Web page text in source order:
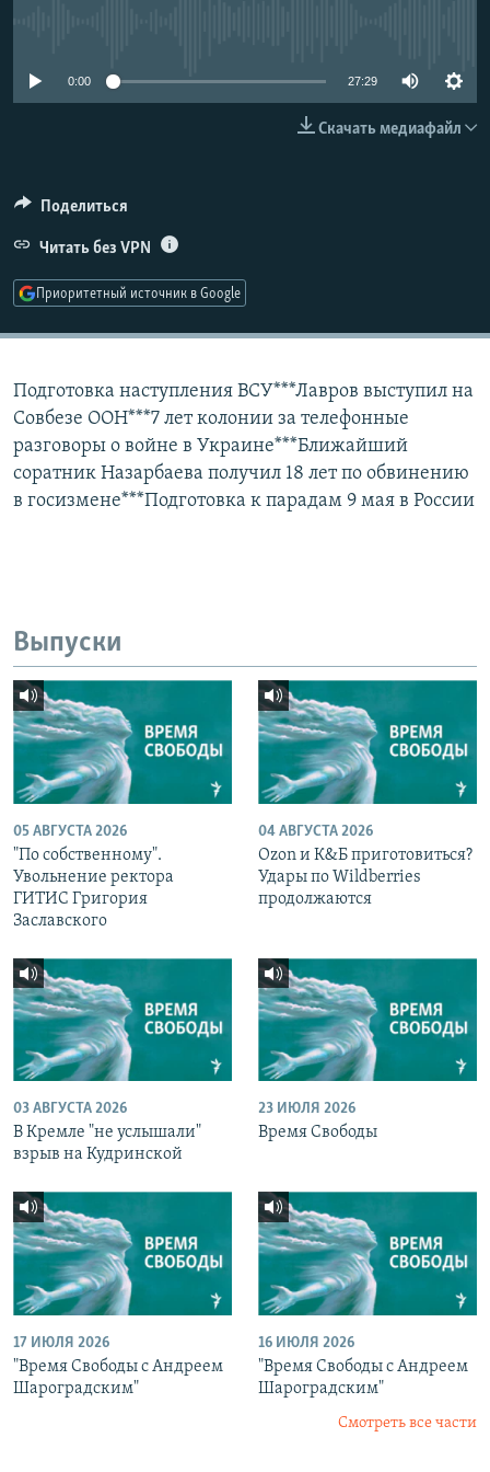
0:00 27:29
Скачать медиафайл
Поделиться
Читать без VPN
Приоритетный источник в Google
Подготовка наступления ВСУ***Лавров выступил на
Совбезе ООН***7 лет колонии за телефонные
разговоры о войне в Украине***Ближайший
соратник Назарбаева получил 18 лет по обвинению
в госизмене***Подготовка к парадам 9 мая в России
Выпуски
05 АВГУСТА 2026
"По собственному".
Увольнение ректора
ГИТИС Григория
Заславского
04 АВГУСТА 2026
Ozon и К&Б приготовиться?
Удары по Wildberries
продолжаются
03 АВГУСТА 2026
В Кремле "не услышали"
взрыв на Кудринской
23 ИЮЛЯ 2026
Время Свободы
17 ИЮЛЯ 2026
"Время Свободы с Андреем
Шароградским"
16 ИЮЛЯ 2026
"Время Свободы с Андреем
Шароградским"
Смотреть все части